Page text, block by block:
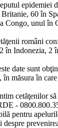
epidemiei
60 în
Congo, unul în
români
în Indonezia, 2
date sunt
în măsura în
cetăţenilor
-
pentru
despre